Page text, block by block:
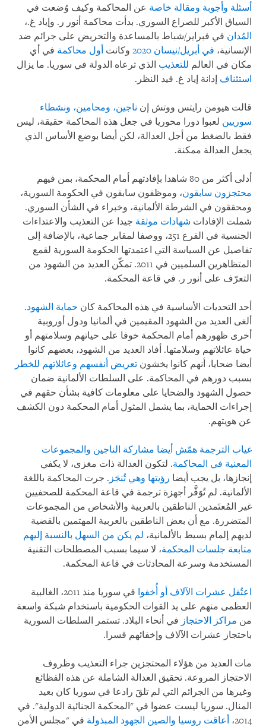
أسئلة وأجوبة ومقالة خاصة عن المحاكمة وكيف وُضعت في
السياق الأكبر للصراع السوري. بدأت محاكمة أنور ر. وإياد غ.،
المُدان في فبراير/شباط بالمساعدة والتحريض على جرائم ضد
الإنسانية، في أبريل/نيسان 2020 وكانت أول محاكمة في أي
مكان في العالم للتعذيب الذي ترعاه الدولة في سوريا. ما يزال
استئناف إدانة إياد غ. قيد النظر.
قالت هيومن رايتس ووتش إن ناجين، ومحامين، ونشطاء
سوريين لعبوا دورا محوريا في جعل هذه المحاكمة حقيقة، ليس
فقط بالضغط من أجل العدالة، لكن أيضا بوضع الأساس الذي
يجعل العدالة ممكنة.
أدلى أكثر من 80 شاهدا بإفادتهم أمام المحكمة، بمن فيهم
محتجزون سابقون، وموظفون سابقون في الحكومة السورية،
ومحققون في الشرطة الألمانية، وخبراء في الشأن السوري.
شملت الإفادات شهادات موثقة جيدا عن التعذيب والاعتداءات
الجنسية في الفرع 251، ووصفا لمقابر جماعية، بالإضافة إلى
تفاصيل عن السياسة التي اعتمدتها الحكومة السورية لقمع
المتظاهرين السلميين في 2011. تمكّن العديد من الشهود من
التعرّف على أنور ر. في قاعة المحكمة.
أحد التحديات الأساسية في هذه المحاكمة كان حماية الشهود.
ألغى العديد من الشهود المقيمين في ألمانيا ودول أوروبية
أخرى ظهورهم أمام المحكمة خوفا على حياتهم وسلامتهم أو
حياة عائلاتهم وسلامتها. أفاد العديد من الشهود، بعضهم كانوا
أيضا ضحايا، أنهم كانوا يخشون تعريض أنفسهم وعائلاتهم للخطر
بسبب دورهم في المحاكمة. على السلطات الألمانية ضمان
حصول الشهود والضحايا على معلومات كافية بشأن حقهم في
إجراءات الحماية، بما يشمل المثول أمام المحكمة دون الكشف
عن هويتهم.
غياب الترجمة همّش أيضا مشاركة الناجين والمجموعات
المعنية في المحاكمة. لتكون العدالة ذات مغزى، لا يكفي
إنجازها، بل يجب أيضا رؤيتها وهي تُنجَز . جرت المحاكمة باللغة
الألمانية. لم تُوَفَّر أجهزة ترجمة في قاعة المحكمة للصحفيين
غير المُعتَمدين الناطقين بالعربية والأشخاص من المجموعات
المتضررة. مع أن بعض الناطقين بالعربية المهتمين بالقضية
لديهم إلمام بسيط بالألمانية، لم يكن من السهل بالنسبة إليهم
متابعة جلسات المحكمة، لا سيما بسبب المصطلحات التقنية
المستخدمة وسرعة المحادثات في قاعة المحكمة.
اعتُقل عشرات الآلاف أو أُخفوا
في سوريا منذ 2011، الغالبية
العظمى منهم على يد القوات الحكومية باستخدام شبكة واسعة
من مراكز الاحتجاز في أنحاء البلاد. تستمر السلطات السورية
باحتجاز عشرات الآلاف وإخفائهم قسرا.
مات العديد من هؤلاء المحتجزين جراء التعذيب وظروف
الاحتجاز المروعة. تحقيق العدالة الشاملة عن هذه الفظائع
وغيرها من الجرائم التي لم تلقَ رادعا في سوريا كان بعيد
المنال. سوريا ليست عضوا في "المحكمة الجنائية الدولية". في
2014، أعاقت روسيا والصين الجهود المبذولة في "مجلس الأمن